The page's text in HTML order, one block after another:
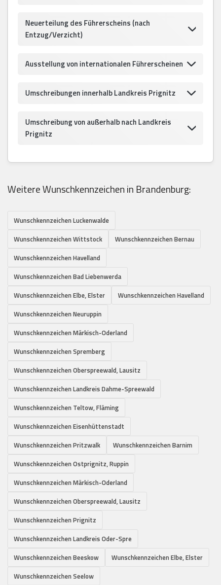
Neuerteilung des Führerscheins (nach
Entzug/Verzicht)
Ausstellung von internationalen Führerscheinen
Umschreibungen innerhalb Landkreis Prignitz
Umschreibung von außerhalb nach Landkreis
Prignitz
Weitere Wunschkennzeichen in Brandenburg:
Wunschkennzeichen Luckenwalde
Wunschkennzeichen Wittstock
Wunschkennzeichen Bernau
Wunschkennzeichen Havelland
Wunschkennzeichen Bad Liebenwerda
Wunschkennzeichen Elbe, Elster
Wunschkennzeichen Havelland
Wunschkennzeichen Neuruppin
Wunschkennzeichen Märkisch-Oderland
Wunschkennzeichen Spremberg
Wunschkennzeichen Oberspreewald, Lausitz
Wunschkennzeichen Landkreis Dahme-Spreewald
Wunschkennzeichen Teltow, Fläming
Wunschkennzeichen Eisenhüttenstadt
Wunschkennzeichen Pritzwalk
Wunschkennzeichen Barnim
Wunschkennzeichen Ostprignitz, Ruppin
Wunschkennzeichen Märkisch-Oderland
Wunschkennzeichen Oberspreewald, Lausitz
Wunschkennzeichen Prignitz
Wunschkennzeichen Landkreis Oder-Spre
Wunschkennzeichen Beeskow
Wunschkennzeichen Elbe, Elster
Wunschkennzeichen Seelow